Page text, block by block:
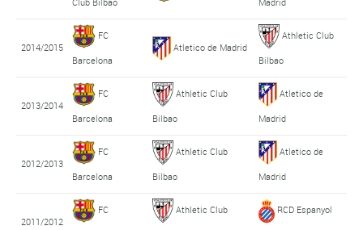
2014/2015
FC
Barcelona
Atletico de Madrid
Athletic Club
Bilbao
2013/2014
FC
Barcelona
Athletic Club
Bilbao
Atletico de
Madrid
2012/2013
FC
Barcelona
Athletic Club
Bilbao
Atletico de
Madrid
2011/2012
FC Athletic Club RCD Espanyol